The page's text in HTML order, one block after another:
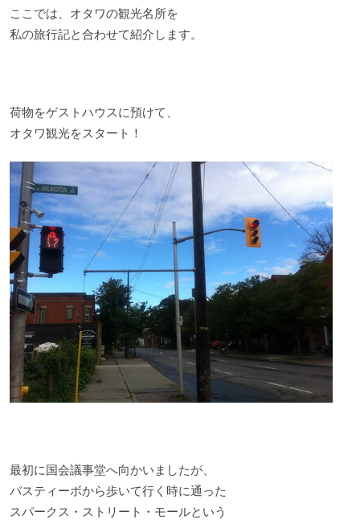
ここでは、オタワの観光名所を
私の旅行記と合わせて紹介します。
荷物をゲストハウスに預けて、
オタワ観光をスタート！
最初に国会議事堂へ向かいましたが、
バスティーボから歩いて行く時に通った
スパークス・ストリート・モールという